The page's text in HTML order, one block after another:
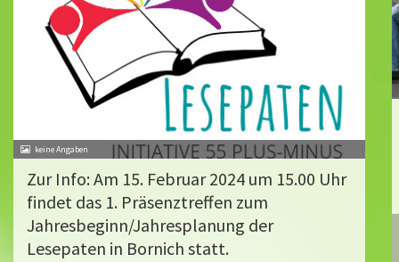
Zur Info: Am 15. Februar 2024 um 15.00 Uhr
findet das 1. Präsenztreffen zum
Jahresbeginn/Jahresplanung der
Lesepaten in Bornich statt.